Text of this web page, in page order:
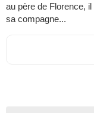
au père de Florence,
sa compagne...